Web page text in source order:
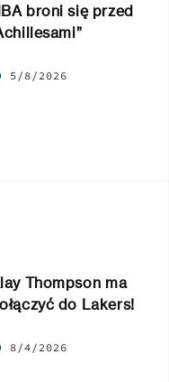
broni się przed
5/8/2026
Thompson ma
do Lakers!
8/4/2026